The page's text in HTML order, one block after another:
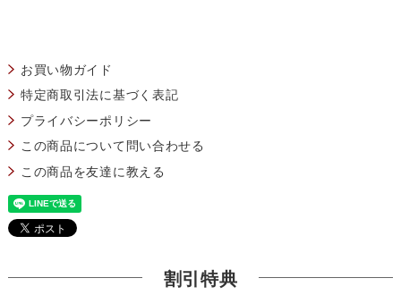
お買い物ガイド
特定商取引法に基づく表記
プライバシーポリシー
この商品について問い合わせる
この商品を友達に教える
割引特典